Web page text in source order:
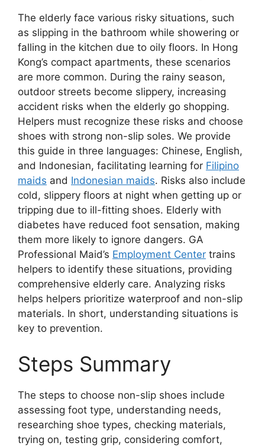
The elderly face various risky situations, such
as slipping in the bathroom while showering or
falling in the kitchen due to oily floors. In Hong
Kong’s compact apartments, these scenarios
are more common. During the rainy season,
outdoor streets become slippery, increasing
accident risks when the elderly go shopping.
Helpers must recognize these risks and choose
shoes with strong non-slip soles. We provide
this guide in three languages: Chinese, English,
and Indonesian, facilitating learning for Filipino
maids and Indonesian maids. Risks also include
cold, slippery floors at night when getting up or
tripping due to ill-fitting shoes. Elderly with
diabetes have reduced foot sensation, making
them more likely to ignore dangers. GA
Professional Maid’s Employment Center trains
helpers to identify these situations, providing
comprehensive elderly care. Analyzing risks
helps helpers prioritize waterproof and non-slip
materials. In short, understanding situations is
key to prevention.
Steps Summary
The steps to choose non-slip shoes include
assessing foot type, understanding needs,
researching shoe types, checking materials,
trying on, testing grip, considering comfort,